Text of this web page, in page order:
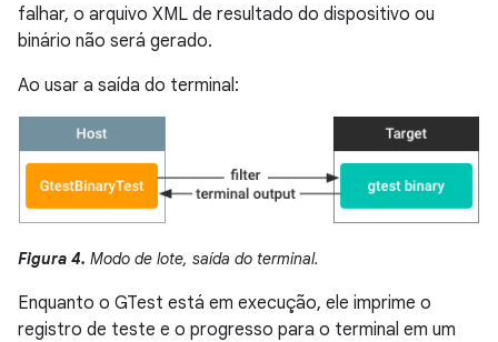
falhar, o arquivo XML de resultado do dispositivo ou
binário não será gerado.
Ao usar a saída do terminal:
Figura 4. Modo de lote, saída do terminal.
Enquanto o GTest está em execução, ele imprime o
registro de teste e o progresso para o terminal em um